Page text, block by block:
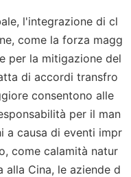
l'integrazione di cl
come la forza magg
per la mitigazione del
di accordi transfro
consentono alle
per il man
a causa di eventi impr
come calamità natur
alla Cina, le aziende d